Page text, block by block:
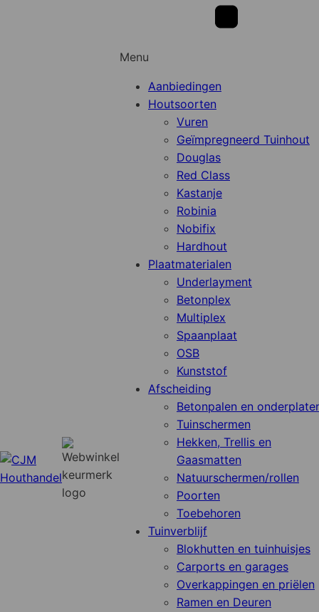
Menu
Aanbiedingen
Houtsoorten
Vuren
Geïmpregneerd Tuinhout
Douglas
Red Class
Kastanje
Robinia
Nobifix
Hardhout
Plaatmaterialen
Underlayment
Betonplex
Multiplex
Spaanplaat
OSB
Kunststof
Afscheiding
Betonpalen en
Tuinschermen
Hekken, Trellis en
Gaasmatten
Natuurschermen/rollen
Poorten
Toebehoren
Tuinverblijf
Blokhutten en tuinhuisjes
Carports en garages
Overkappingen en priëlen
Ramen en Deuren